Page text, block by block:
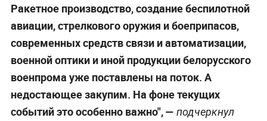
Ракетное производство, создание беспилотной
авиации, стрелкового оружия и боеприпасов,
современных средств связи и автоматизации,
военной оптики и иной продукции белорусского
военпрома уже поставлены на поток. А
недостающее закупим. На фоне текущих
событий это особенно важно", — подчеркнул